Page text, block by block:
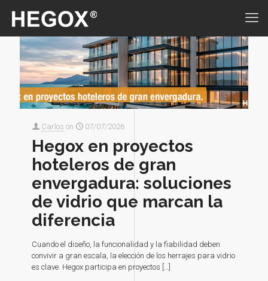
Carlos on 07/07/2026
Hegox en proyectos
hoteleros de gran
envergadura: soluciones
de vidrio que marcan la
diferencia
Cuando el diseño, la funcionalidad y la fiabilidad deben
convivir a gran escala, la elección de los herrajes para vidrio
es clave. Hegox participa en proyectos […]